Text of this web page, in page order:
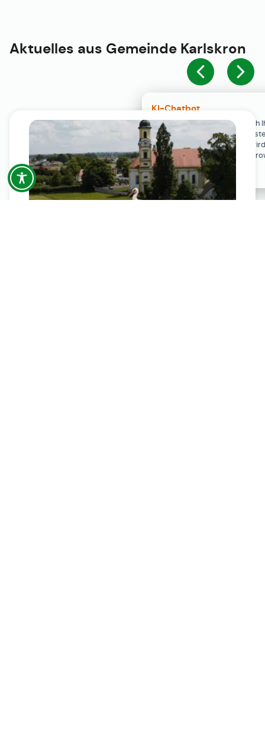
KI-Chatbot
Der KI-Chatbot steht erst nach
Einwilligung in den Cookie-
Verfügung. Der Chat-Verlauf
ausschließlich lokal in Ihrem
gespeichert.
Aktuelles aus Gemeinde Karlskron